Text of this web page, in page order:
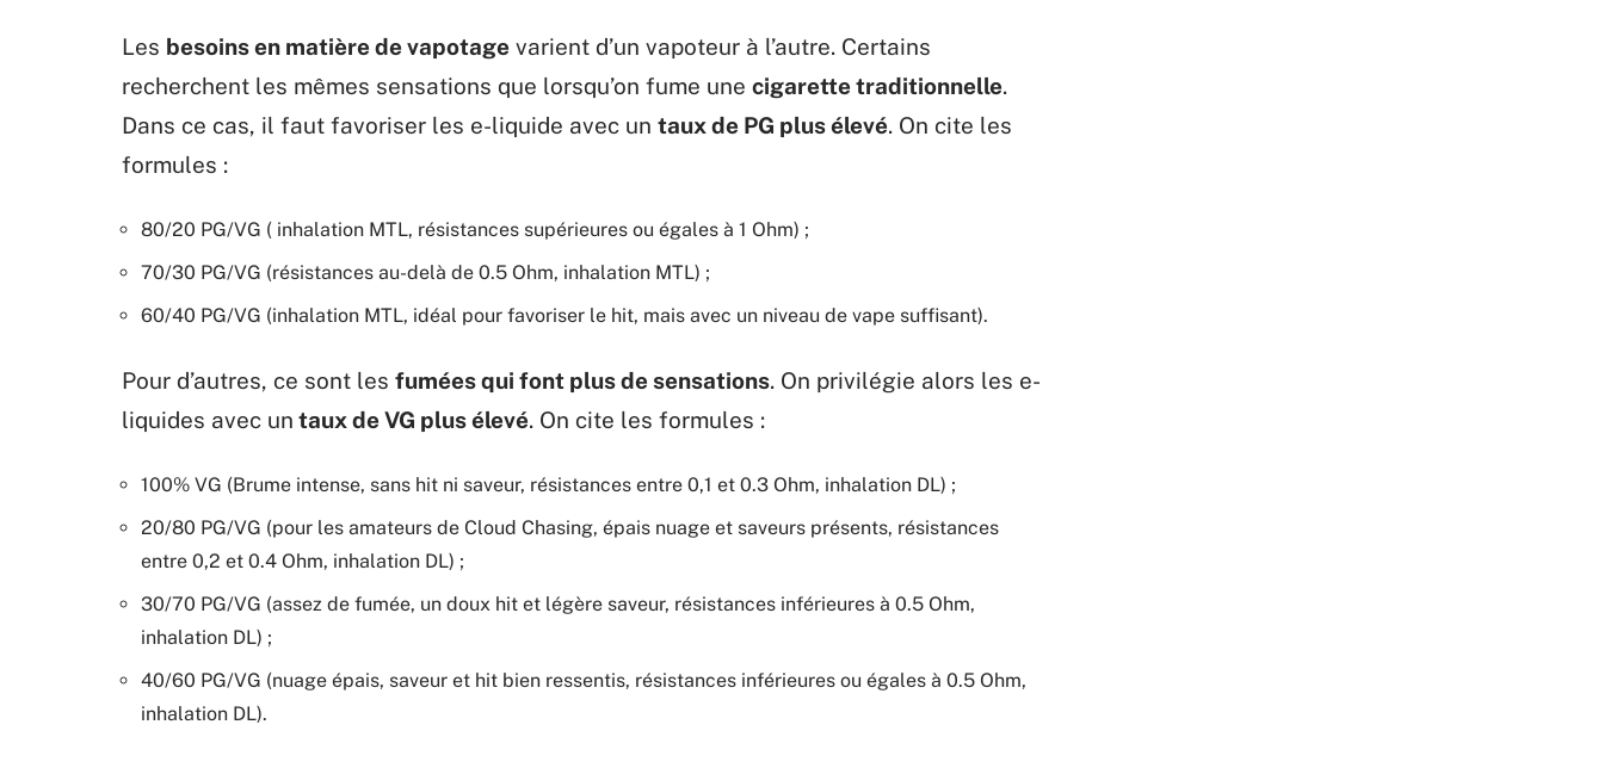
Les besoins en matière de vapotage varient d’un vapoteur à l’autre. Certains
recherchent les mêmes sensations que lorsqu’on fume une cigarette traditionnelle.
Dans ce cas, il faut favoriser les e-liquide avec un taux de PG plus élevé. On cite les
formules :
80/20 PG/VG ( inhalation MTL, résistances supérieures ou égales à 1 Ohm) ;
70/30 PG/VG (résistances au-delà de 0.5 Ohm, inhalation MTL) ;
60/40 PG/VG (inhalation MTL, idéal pour favoriser le hit, mais avec un niveau de vape suffisant).
Pour d’autres, ce sont les fumées qui font plus de sensations. On privilégie alors les e-
liquides avec un taux de VG plus élevé. On cite les formules :
100% VG (Brume intense, sans hit ni saveur, résistances entre 0,1 et 0.3 Ohm, inhalation DL) ;
20/80 PG/VG (pour les amateurs de Cloud Chasing, épais nuage et saveurs présents, résistances
entre 0,2 et 0.4 Ohm, inhalation DL) ;
30/70 PG/VG (assez de fumée, un doux hit et légère saveur, résistances inférieures à 0.5 Ohm,
inhalation DL) ;
40/60 PG/VG (nuage épais, saveur et hit bien ressentis, résistances inférieures ou égales à 0.5 Ohm,
inhalation DL).